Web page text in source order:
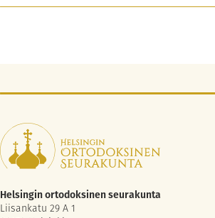
Helsingin ortodoksinen seurakunta
Liisankatu 29 A 1